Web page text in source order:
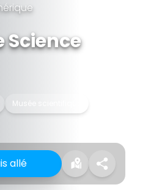
Science
Musée scientifique
allé